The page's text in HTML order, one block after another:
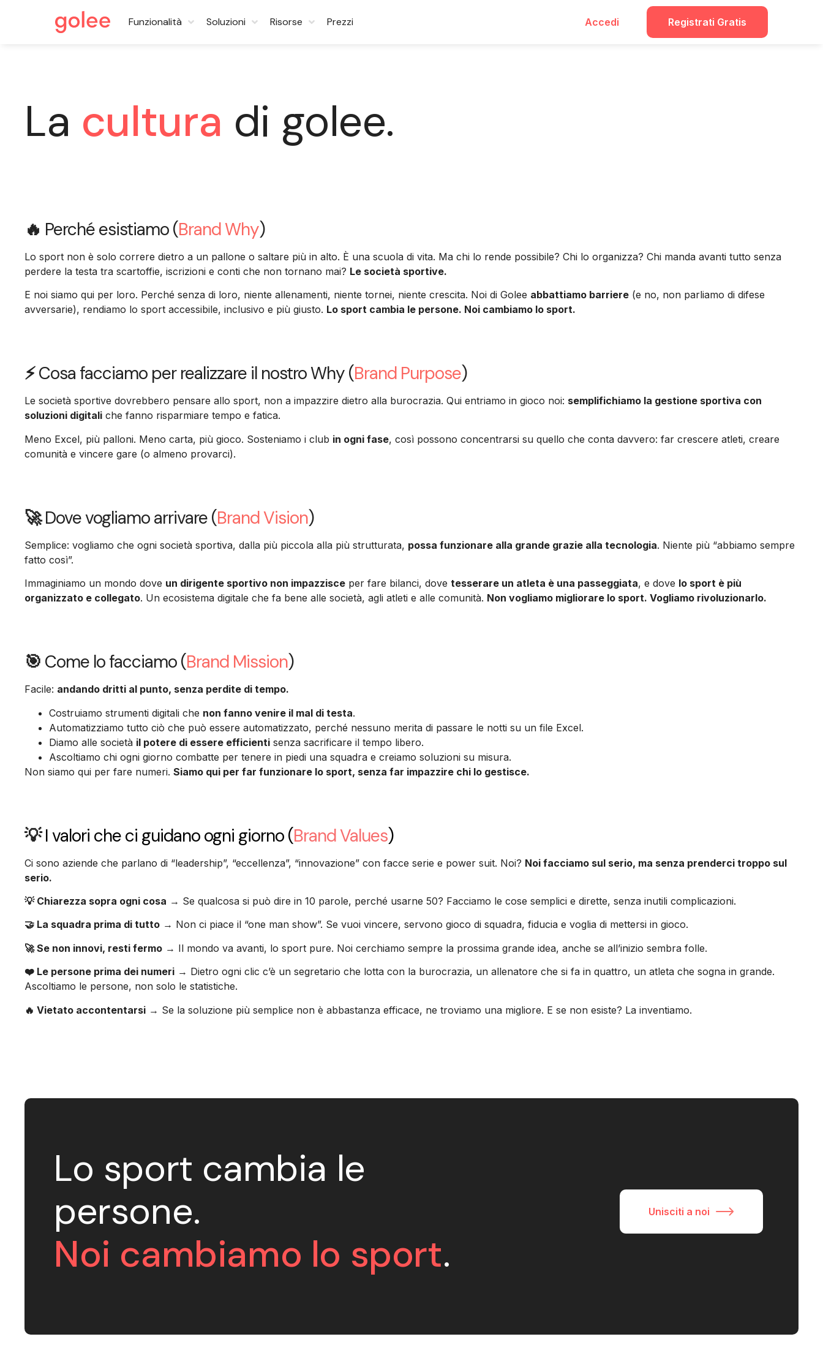
Funzionalità Soluzioni Risorse Prezzi Accedi Registrati Gratis
La cultura di golee.
🔥 Perché esistiamo (Brand Why)
Lo sport non è solo correre dietro a un pallone o saltare più in alto. È una scuola di vita. Ma chi lo rende possibile? Chi lo organizza? Chi manda avanti tutto senza
perdere la testa tra scartoffie, iscrizioni e conti che non tornano mai? Le società sportive.
E noi siamo qui per loro. Perché senza di loro, niente allenamenti, niente tornei, niente crescita. Noi di Golee abbattiamo barriere (e no, non parliamo di difese
avversarie), rendiamo lo sport accessibile, inclusivo e più giusto. Lo sport cambia le persone. Noi cambiamo lo sport.
⚡Cosa facciamo per realizzare il nostro Why (Brand Purpose)
Le società sportive dovrebbero pensare allo sport, non a impazzire dietro alla burocrazia. Qui entriamo in gioco noi: semplifichiamo la gestione sportiva con
soluzioni digitali che fanno risparmiare tempo e fatica.
Meno Excel, più palloni. Meno carta, più gioco. Sosteniamo i club in ogni fase, così possono concentrarsi su quello che conta davvero: far crescere atleti, creare
comunità e vincere gare (o almeno provarci).
🚀Dove vogliamo arrivare (Brand Vision)
Semplice: vogliamo che ogni società sportiva, dalla più piccola alla più strutturata, possa funzionare alla grande grazie alla tecnologia. Niente più “abbiamo sempre
fatto così”.
Immaginiamo un mondo dove un dirigente sportivo non impazzisce per fare bilanci, dove tesserare un atleta è una passeggiata, e dove lo sport è più
organizzato e collegato. Un ecosistema digitale che fa bene alle società, agli atleti e alle comunità. Non vogliamo migliorare lo sport. Vogliamo rivoluzionarlo.
🎯 Come lo facciamo (Brand Mission)
Facile: andando dritti al punto, senza perdite di tempo.
Costruiamo strumenti digitali che non fanno venire il mal di testa.
Automatizziamo tutto ciò che può essere automatizzato, perché nessuno merita di passare le notti su un file Excel.
Diamo alle società il potere di essere efficienti senza sacrificare il tempo libero.
Ascoltiamo chi ogni giorno combatte per tenere in piedi una squadra e creiamo soluzioni su misura.
Non siamo qui per fare numeri. Siamo qui per far funzionare lo sport, senza far impazzire chi lo gestisce.
💡I valori che ci guidano ogni giorno(Brand Values)
Ci sono aziende che parlano di “leadership”, “eccellenza”, “innovazione” con facce serie e power suit. Noi? Noi facciamo sul serio, ma senza prenderci troppo sul
serio.
💡 Chiarezza sopra ogni cosa → Se qualcosa si può dire in 10 parole, perché usarne 50? Facciamo le cose semplici e dirette, senza inutili complicazioni.
🤝 La squadra prima di tutto → Non ci piace il “one man show”. Se vuoi vincere, servono gioco di squadra, fiducia e voglia di mettersi in gioco.
🚀 Se non innovi, resti fermo → Il mondo va avanti, lo sport pure. Noi cerchiamo sempre la prossima grande idea, anche se all’inizio sembra folle.
❤️ Le persone prima dei numeri → Dietro ogni clic c’è un segretario che lotta con la burocrazia, un allenatore che si fa in quattro, un atleta che sogna in grande.
Ascoltiamo le persone, non solo le statistiche.
🔥 Vietato accontentarsi → Se la soluzione più semplice non è abbastanza efficace, ne troviamo una migliore. E se non esiste? La inventiamo.
Lo sport cambia le
persone.
Noi cambiamo lo sport.
Unisciti a noi